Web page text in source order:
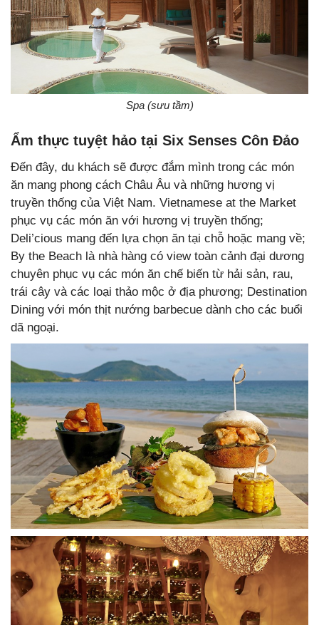
Spa (sưu tầm)
Ẩm thực tuyệt hảo tại Six Senses Côn Đảo
Đến đây, du khách sẽ được đắm mình trong các món
ăn mang phong cách Châu Âu và những hương vị
truyền thống của Việt Nam. Vietnamese at the Market
phục vụ các món ăn với hương vị truyền thống;
Deli’cious mang đến lựa chọn ăn tại chỗ hoặc mang về;
By the Beach là nhà hàng có view toàn cảnh đại dương
chuyên phục vụ các món ăn chế biến từ hải sản, rau,
trái cây và các loại thảo mộc ở địa phương; Destination
Dining với món thịt nướng barbecue dành cho các buổi
dã ngoại.